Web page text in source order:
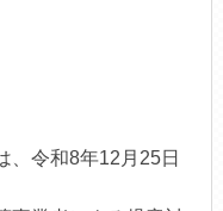
、令和8年12月25日